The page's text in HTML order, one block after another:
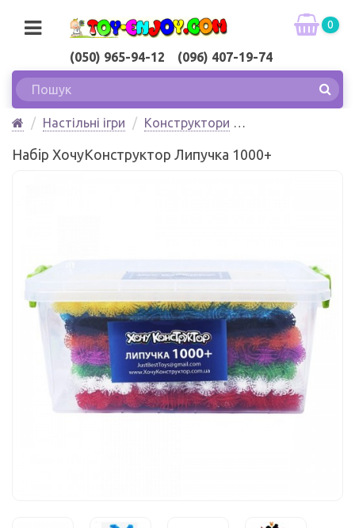
(050) 965-94-12 (096) 407-19-74
0
Настільні ігри
Конструктори
Набір ХочуКонструктор Липучка 1000+